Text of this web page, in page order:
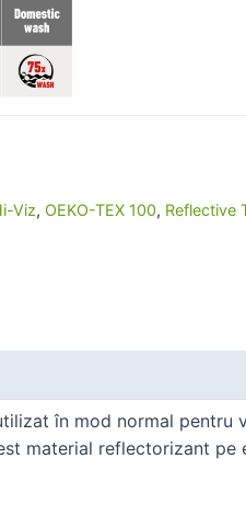
Viz,OEKO-TEX 100, Reflective
în mod normal pentru
material reflectorizant